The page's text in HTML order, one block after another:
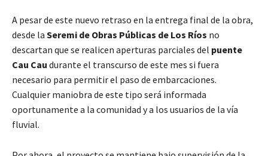
A pesar de este nuevo retraso en la entrega final de la obra,
desde la Seremi de Obras Públicas de Los Ríos no
descartan que se realicen aperturas parciales del puente
Cau Cau durante el transcurso de este mes si fuera
necesario para permitir el paso de embarcaciones.
Cualquier maniobra de este tipo será informada
oportunamente a la comunidad y a los usuarios de la vía
fluvial.